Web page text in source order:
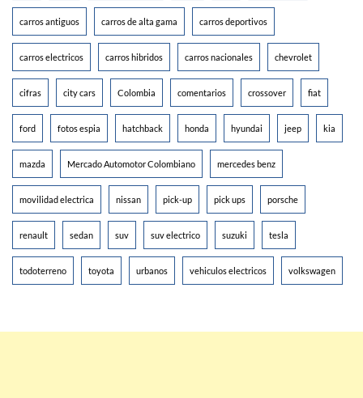
carros antiguos carros de alta gama carros deportivos
carros electricos carros hibridos carros nacionales chevrolet
cifras city cars Colombia comentarios crossover fiat
ford fotos espia hatchback honda hyundai jeep kia
mazda Mercado Automotor Colombiano mercedes benz
movilidad electrica nissan pick-up pick ups porsche
renault sedan suv suv electrico suzuki tesla
todoterreno toyota urbanos vehiculos electricos volkswagen